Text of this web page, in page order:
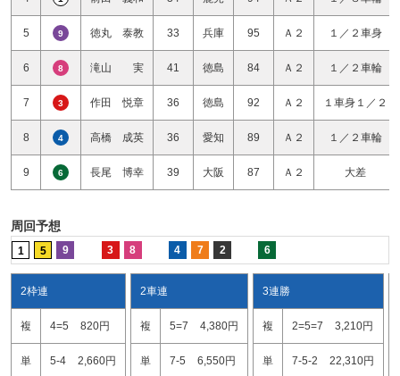
5 9 徳丸 泰教 33 兵庫 95 Ａ２ １／２車身
6 8 滝山 実 41 徳島 84 Ａ２ １／２車輪
7 3 作田 悦章 36 徳島 92 Ａ２ １車身１／２
8 4 高橋 成英 36 愛知 89 Ａ２ １／２車輪
9 6 長尾 博幸 39 大阪 87 Ａ２ 大差
周回予想
1 5 9 3 8 4 7 2 6
2枠連
複 4=5 820円
単 5-4 2,660円
2車連
複 5=7 4,380円
単 7-5 6,550円
3連勝
複 2=5=7 3,210円
単 7-5-2 22,310円